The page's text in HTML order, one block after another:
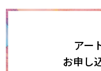
アー
お申し